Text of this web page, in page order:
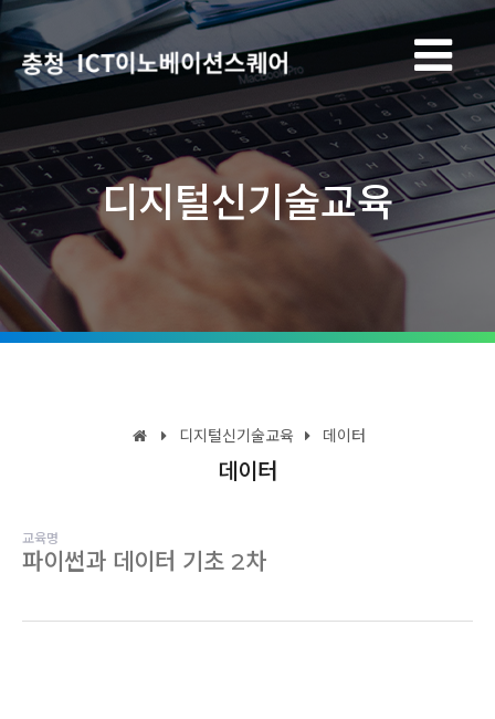
디지털신기술교육
디지털신기술교육 데이터
데이터
교육명
파이썬과 데이터 기초 2차